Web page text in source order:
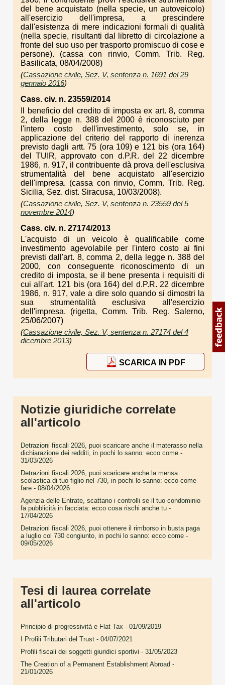
del bene acquistato (nella specie, un autoveicolo)
all'esercizio dell'impresa, a prescindere
dall'esistenza di mere indicazioni formali di qualità
(nella specie, risultanti dal libretto di circolazione a
fronte del suo uso per trasporto promiscuo di cose e
persone). (cassa con rinvio, Comm. Trib. Reg.
Basilicata, 08/04/2008)
(Cassazione civile, Sez. V, sentenza n. 1691 del 29
gennaio 2016)
Cass. civ. n. 23559/2014
Il beneficio del credito di imposta ex art. 8, comma
2, della legge n. 388 del 2000 è riconosciuto per
l'intero costo dell'investimento, solo se, in
applicazione del criterio del rapporto di inerenza
previsto dagli artt. 75 (ora 109) e 121 bis (ora 164)
del TUIR, approvato con d.P.R. del 22 dicembre
1986, n. 917, il contribuente dà prova dell'esclusiva
strumentalità del bene acquistato all'esercizio
dell'impresa. (cassa con rinvio, Comm. Trib. Reg.
Sicilia, Sez. dist. Siracusa, 10/03/2008).
(Cassazione civile, Sez. V, sentenza n. 23559 del 5
novembre 2014)
Cass. civ. n. 27174/2013
L'acquisto di un veicolo è qualificabile come
investimento agevolabile per l'intero costo ai fini
previsti dall'art. 8, comma 2, della legge n. 388 del
2000, con conseguente riconoscimento di un
credito di imposta, se il bene presenta i requisiti di
cui all'art. 121 bis (ora 164) del d.P.R. 22 dicembre
1986, n. 917, vale a dire solo quando si dimostri la
sua strumentalità esclusiva all'esercizio
dell'impresa. (rigetta, Comm. Trib. Reg. Salerno,
25/06/2007)
(Cassazione civile, Sez. V, sentenza n. 27174 del 4
dicembre 2013)
SCARICA IN PDF
Notizie giuridiche correlate
all'articolo
Detrazioni fiscali 2026, puoi scaricare anche il materasso nella
dichiarazione dei redditi, in pochi lo sanno: ecco come -
31/03/2026
Detrazioni fiscali 2026, puoi scaricare anche la mensa
scolastica di tuo figlio nel 730, in pochi lo sanno: ecco come
fare - 08/04/2026
Agenzia delle Entrate, scattano i controlli se il tuo condominio
fa pubblicità in facciata: ecco cosa rischi anche tu -
17/04/2026
Detrazioni fiscali 2026, puoi ottenere il rimborso in busta paga
a luglio col 730 congiunto, in pochi lo sanno: ecco come -
09/05/2026
Tesi di laurea correlate
all'articolo
Principio di progressività e Flat Tax - 01/09/2019
I Profili Tributari del Trust - 04/07/2021
Profili fiscali dei soggetti giuridici sportivi - 31/05/2023
The Creation of a Permanent Establishment Abroad -
21/01/2026